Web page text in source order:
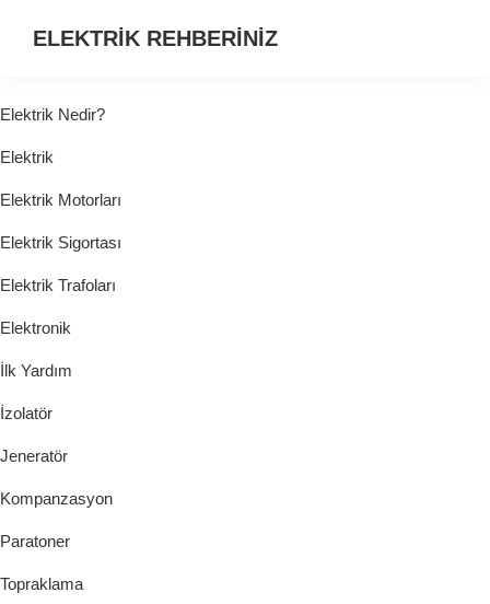
ELEKTRİK REHBERİNİZ
HER
ŞEY...
Elektrik Nedir?
Elektrik
Elektrik Motorları
Elektrik Sigortası
Elektrik Trafoları
Elektronik
İlk Yardım
İzolatör
Jeneratör
Kompanzasyon
Paratoner
Topraklama